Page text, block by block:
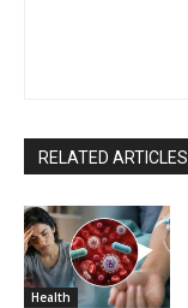
RELATED ARTICLES
Health